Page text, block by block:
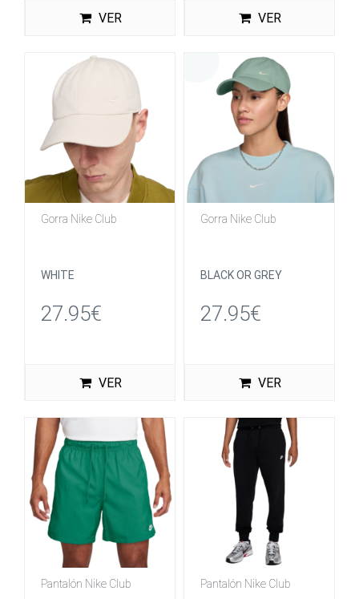
VER VER
Gorra Nike Club
WHITE
27.95€
VER
Gorra Nike Club
BLACK OR GREY
27.95€
VER
Pantalón Nike Club Pantalón Nike Club